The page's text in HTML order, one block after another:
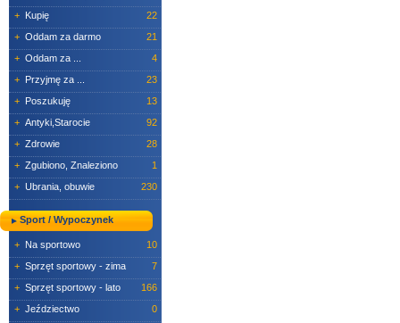
+ Kupię
22
+ Oddam za darmo
21
+ Oddam za ...
4
+ Przyjmę za ...
23
+ Poszukuję
13
+ Antyki,Starocie
92
+ Zdrowie
28
+ Zgubiono, Znaleziono
1
+ Ubrania, obuwie 230
Sport / Wypoczynek
+ Na sportowo
10
+ Sprzęt sportowy - zima
7
+ Sprzęt sportowy - lato
166
+ Jeździectwo
0